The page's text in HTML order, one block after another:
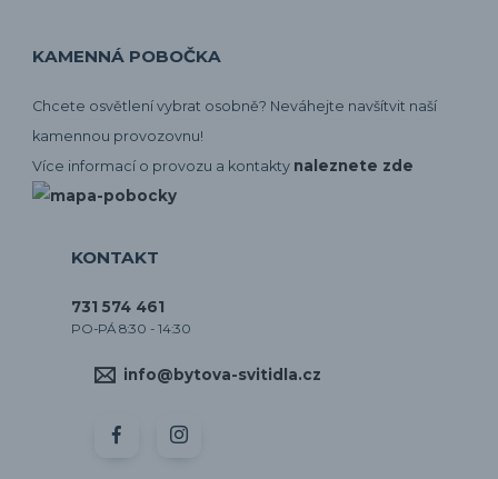
KAMENNÁ POBOČKA
Chcete osvětlení vybrat osobně? Neváhejte navšítvit naší
kamennou provozovnu!
Více informací o provozu a kontakty naleznete zde
KONTAKT
731 574 461
PO-PÁ 8:30 - 14:30
info@bytova-svitidla.cz